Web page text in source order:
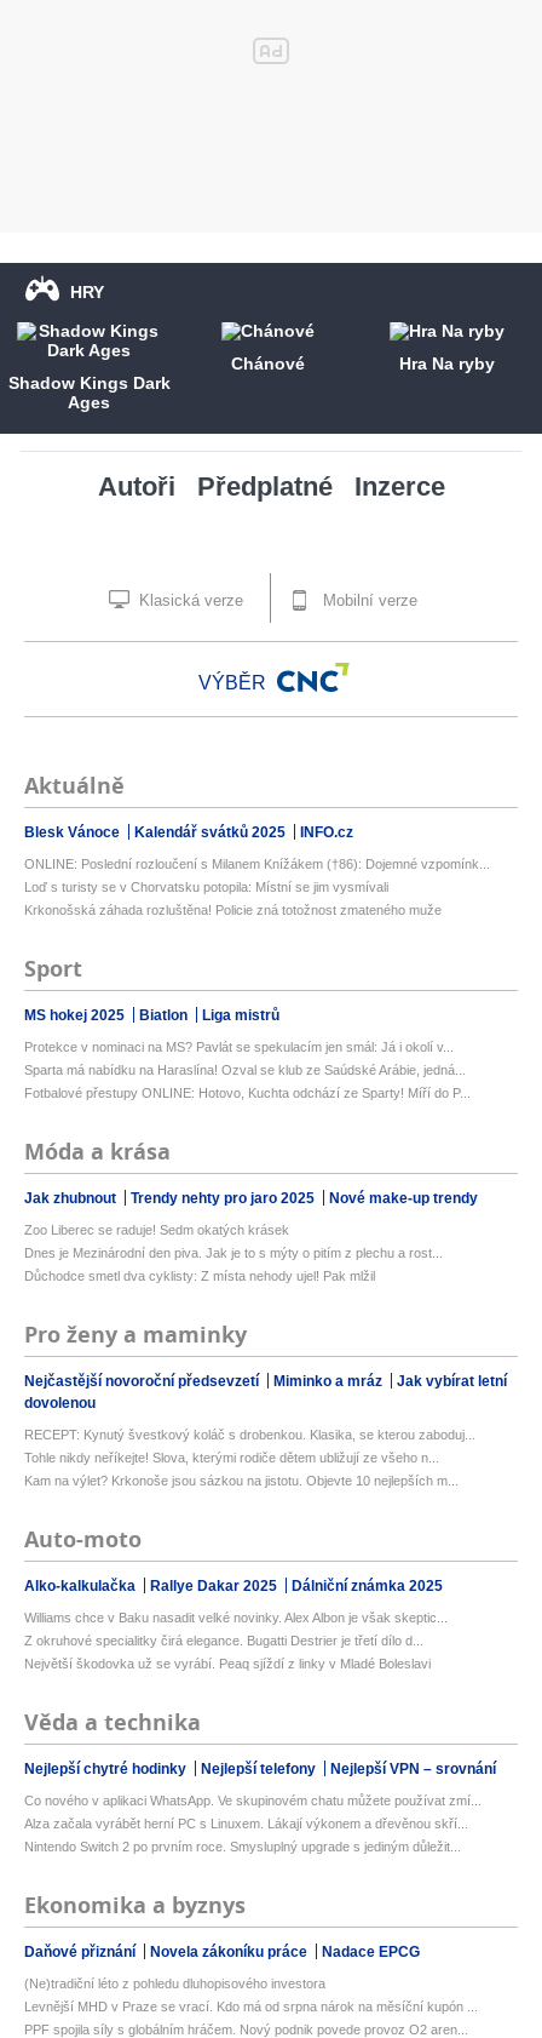
HRY
Shadow Kings Dark
Ages
Chánové Hra Na ryby
Autoři Předplatné Inzerce
Klasická verze Mobilní verze
VÝBĚR
Aktuálně
Blesk Vánoce Kalendář svátků 2025 INFO.cz
ONLINE: Poslední rozloučení s Milanem Knížákem (†86): Dojemné vzpomínk...
Loď s turisty se v Chorvatsku potopila: Místní se jim vysmívali
Krkonošská záhada rozluštěna! Policie zná totožnost zmateného muže
Sport
MS hokej 2025 Biatlon Liga mistrů
Protekce v nominaci na MS? Pavlát se spekulacím jen smál: Já i okolí v...
Sparta má nabídku na Haraslína! Ozval se klub ze Saúdské Arábie, jedná...
Fotbalové přestupy ONLINE: Hotovo, Kuchta odchází ze Sparty! Míří do P...
Móda a krása
Jak zhubnout Trendy nehty pro jaro 2025 Nové make-up trendy
Zoo Liberec se raduje! Sedm okatých krásek
Dnes je Mezinárodní den piva. Jak je to s mýty o pitím z plechu a rost...
Důchodce smetl dva cyklisty: Z místa nehody ujel! Pak mlžil
Pro ženy a maminky
Nejčastější novoroční předsevzetí Miminko a mráz
Jak vybírat letní
dovolenou
RECEPT: Kynutý švestkový koláč s drobenkou. Klasika, se kterou zaboduj...
Tohle nikdy neříkejte! Slova, kterými rodiče dětem ubližují ze všeho n...
Kam na výlet? Krkonoše jsou sázkou na jistotu. Objevte 10 nejlepších m...
Auto-moto
Alko-kalkulačka Rallye Dakar 2025 Dálniční známka 2025
Williams chce v Baku nasadit velké novinky. Alex Albon je však skeptic...
Z okruhové specialitky čirá elegance. Bugatti Destrier je třetí dílo d...
Největší škodovka už se vyrábí. Peaq sjíždí z linky v Mladé Boleslavi
Věda a technika
Nejlepší chytré hodinky Nejlepší telefony Nejlepší VPN – srovnání
Co nového v aplikaci WhatsApp. Ve skupinovém chatu můžete používat zmí...
Alza začala vyrábět herní PC s Linuxem. Lákají výkonem a dřevěnou skří...
Nintendo Switch 2 po prvním roce. Smysluplný upgrade s jediným důležit...
Ekonomika a byznys
Daňové přiznání Novela zákoníku práce Nadace EPCG
(Ne)tradiční léto z pohledu dluhopisového investora
Levnější MHD v Praze se vrací. Kdo má od srpna nárok na měsíční kupón ...
PPF spojila síly s globálním hráčem. Nový podnik povede provoz O2 aren...